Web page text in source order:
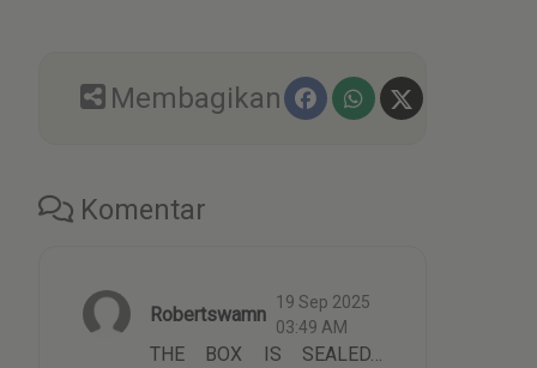
Membagikan
Komentar
Robertswamn
19 Sep 2025
03:49 AM
THE BOX IS SEALED…